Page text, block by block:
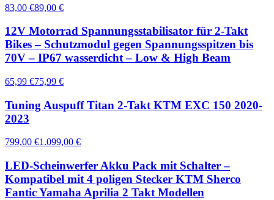
83,00 €89,00 €
12V Motorrad Spannungsstabilisator für 2-Takt
Bikes – Schutzmodul gegen Spannungsspitzen bis
70V – IP67 wasserdicht – Low & High Beam
65,99 €75,99 €
Tuning Auspuff Titan 2-Takt KTM EXC 150 2020-
2023
799,00 €1.099,00 €
LED-Scheinwerfer Akku Pack mit Schalter –
Kompatibel mit 4 poligen Stecker KTM Sherco
Fantic Yamaha Aprilia 2 Takt Modellen